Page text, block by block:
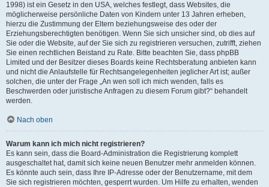
1998) ist ein Gesetz in den USA, welches festlegt, dass Websites, die
möglicherweise persönliche Daten von Kindern unter 13 Jahren erheben,
hierzu die Zustimmung der Eltern beziehungsweise des oder der
Erziehungsberechtigten benötigen. Wenn Sie sich unsicher sind, ob dies auf
Sie oder die Website, auf der Sie sich zu registrieren versuchen, zutrifft, ziehen
Sie einen rechtlichen Beistand zu Rate. Bitte beachten Sie, dass phpBB
Limited und der Besitzer dieses Boards keine Rechtsberatung anbieten kann
und nicht die Anlaufstelle für Rechtsangelegenheiten jeglicher Art ist; außer
solchen, die unter der Frage „An wen soll ich mich wenden, falls es
Beschwerden oder juristische Anfragen zu diesem Forum gibt?“ behandelt
werden.
Nach oben
Warum kann ich mich nicht registrieren?
Es kann sein, dass die Board-Administration die Registrierung komplett
ausgeschaltet hat, damit sich keine neuen Benutzer mehr anmelden können.
Es könnte auch sein, dass Ihre IP-Adresse oder der Benutzername, mit dem
Sie sich registrieren möchten, gesperrt wurden. Um Hilfe zu erhalten, wenden